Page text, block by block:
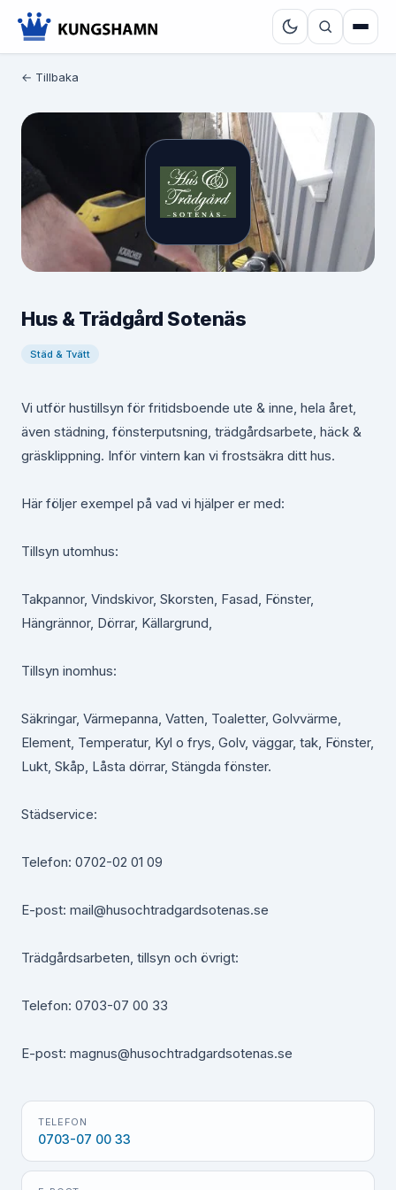
← Tillbaka
Hus & Trädgård Sotenäs
Städ & Tvätt
Vi utför hustillsyn för fritidsboende ute & inne, hela året,
även städning, fönsterputsning, trädgårdsarbete, häck &
gräsklippning. Inför vintern kan vi frostsäkra ditt hus.
Här följer exempel på vad vi hjälper er med:
Tillsyn utomhus:
Takpannor, Vindskivor, Skorsten, Fasad, Fönster,
Hängrännor, Dörrar, Källargrund,
Tillsyn inomhus:
Säkringar, Värmepanna, Vatten, Toaletter, Golvvärme,
Element, Temperatur, Kyl o frys, Golv, väggar, tak, Fönster,
Lukt, Skåp, Låsta dörrar, Stängda fönster.
Städservice:
Telefon: 0702-02 01 09
E-post: mail@husochtradgardsotenas.se
Trädgårdsarbeten, tillsyn och övrigt:
Telefon: 0703-07 00 33
E-post: magnus@husochtradgardsotenas.se
TELEFON
0703-07 00 33